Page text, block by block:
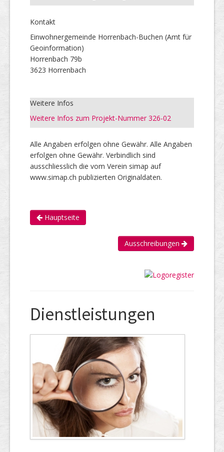
Kontakt
Einwohnergemeinde Horrenbach-Buchen (Amt für
Geoinformation)
Horrenbach 79b
3623 Horrenbach
Weitere Infos
Weitere Infos zum Projekt-Nummer 326-02
Alle Angaben erfolgen ohne Gewähr. Alle Angaben
erfolgen ohne Gewähr. Verbindlich sind
ausschliesslich die vom Verein simap auf
www.simap.ch publizierten Originaldaten.
Hauptseite
Ausschreibungen
Dienstleistungen